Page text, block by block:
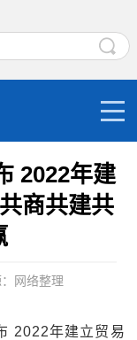
2022年建
商共建共
网络整理
2022年建立贸易